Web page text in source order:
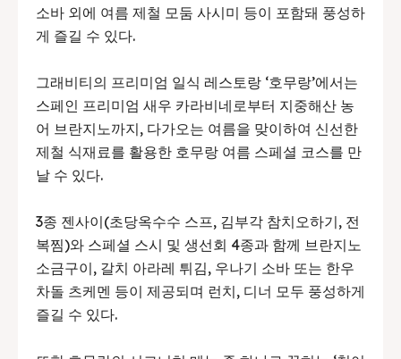
소바 외에 여름 제철 모둠 사시미 등이 포함돼 풍성하
게 즐길 수 있다.
그래비티의 프리미엄 일식 레스토랑 ‘호무랑’에서는
스페인 프리미엄 새우 카라비네로부터 지중해산 농
어 브란지노까지, 다가오는 여름을 맞이하여 신선한
제철 식재료를 활용한 호무랑 여름 스페셜 코스를 만
날 수 있다.
3종 젠사이(초당옥수수 스프, 김부각 참치오하기, 전
복찜)와 스페셜 스시 및 생선회 4종과 함께 브란지노
소금구이, 갈치 아라레 튀김, 우나기 소바 또는 한우
차돌 츠케멘 등이 제공되며 런치, 디너 모두 풍성하게
즐길 수 있다.